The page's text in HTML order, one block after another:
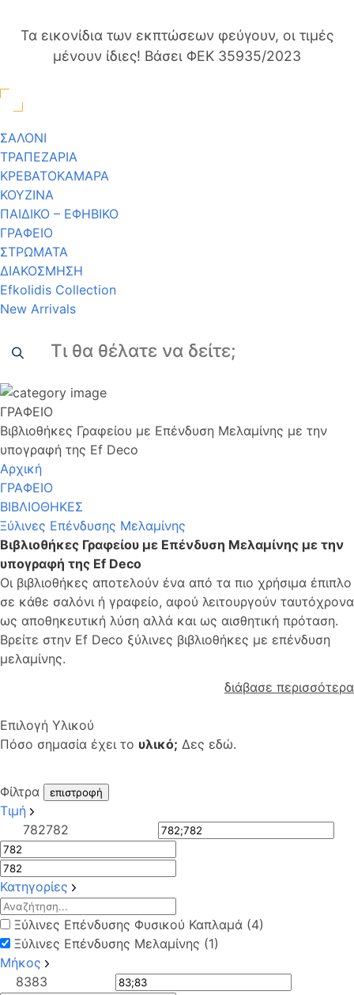
Τα εικονίδια των εκπτώσεων φεύγουν, οι τιμές
μένουν ίδιες! Βάσει ΦΕΚ 35935/2023
ΣΑΛΟΝΙ
ΤΡΑΠΕΖΑΡΙΑ
ΚΡΕΒΑΤΟΚΑΜΑΡΑ
ΚΟΥΖΙΝΑ
ΠΑΙΔΙΚΟ – ΕΦΗΒΙΚΟ
ΓΡΑΦΕΙΟ
ΣΤΡΩΜΑΤΑ
ΔΙΑΚΟΣΜΗΣΗ
Efkolidis Collection
New Arrivals
ΓΡΑΦΕΙΟ
Βιβλιοθήκες Γραφείου με Επένδυση Μελαμίνης με την
υπογραφή της Ef Deco
Αρχική
ΓΡΑΦΕΙΟ
ΒΙΒΛΙΟΘΗΚΕΣ
Ξύλινες Επένδυσης Μελαμίνης
Βιβλιοθήκες Γραφείου με Επένδυση Μελαμίνης με την
υπογραφή της Ef Deco
Οι βιβλιοθήκες αποτελούν ένα από τα πιο χρήσιμα έπιπλο
σε κάθε σαλόνι ή γραφείο, αφού λειτουργούν ταυτόχρονα
ως αποθηκευτική λύση αλλά και ως αισθητική πρόταση.
Βρείτε στην Ef Deco ξύλινες βιβλιοθήκες με επένδυση
μελαμίνης.
διάβασε περισσότερα
Επιλογή Υλικού
Πόσο σημασία έχει το υλικό; Δες εδώ.
Φίλτρα επιστροφή
Τιμή
782782
Κατηγορίες
Ξύλινες Επένδυσης Φυσικού Καπλαμά (4)
Ξύλινες Επένδυσης Μελαμίνης (1)
Μήκος
8383